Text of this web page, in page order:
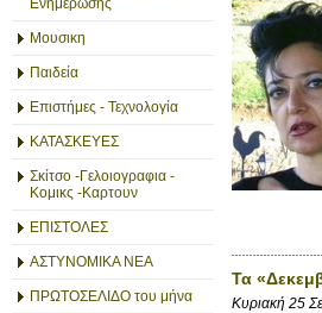
Ενημέρωσης
Μουσικη
Παιδεία
Επιστήμες - Τεχνολογία
ΚΑΤΑΣΚΕΥΕΣ
Σκίτσο -Γελοιογραφια -
Κομικς -Καρτουν
ΕΠΙΣΤΟΛΕΣ
ΑΣΤΥΝΟΜΙΚΑ ΝΕΑ
ΠΡΩΤΟΣΕΛΙΔΟ του μήνα
Τα
Κυριακή 25